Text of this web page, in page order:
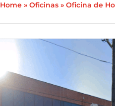
Home » Oficinas » Oficina de